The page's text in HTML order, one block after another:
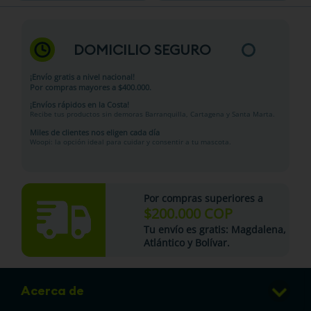
DOMICILIO SEGURO
¡Envío gratis a nivel nacional!
Por compras mayores a $400.000.
¡Envíos rápidos en la Costa!
Recibe tus productos sin demoras Barranquilla, Cartagena y Santa Marta.
Miles de clientes nos eligen cada día
Woopi: la opción ideal para cuidar y consentir a tu mascota.
Por compras superiores a
$200.000 COP
Tu envío es gratis: Magdalena,
Atlántico y Bolívar.
Acerca de